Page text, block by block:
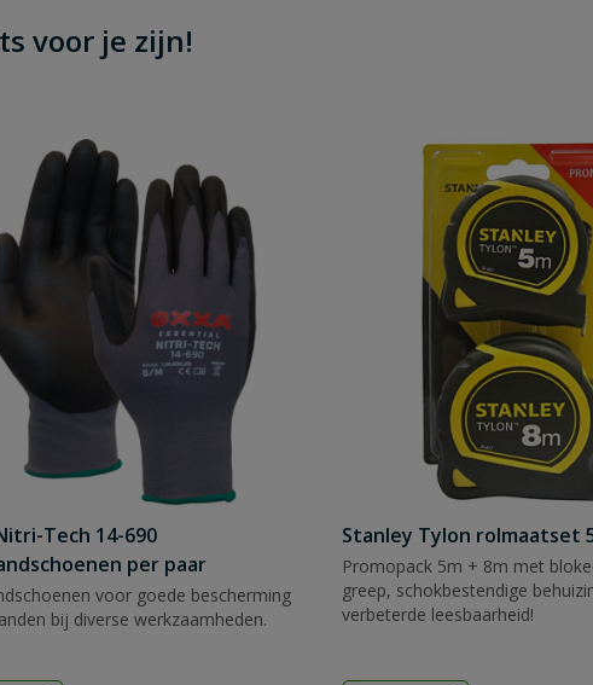
voor je zijn!
Tech 14-690
per paar
voor goede bescherming
bij diverse werkzaamheden.
Stanley Tylon rolmaatset
Promopack 5m + 8m met
greep, schokbestendige
verbeterde leesbaarheid!